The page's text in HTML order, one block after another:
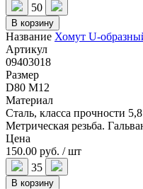
50
В корзину
Название Хомут U-
Артикул
09403018
Размер
D80 M12
Материал
Сталь, класса прочности
Метрическая резьба.
Цена
150.00 руб. / шт
35
В корзину